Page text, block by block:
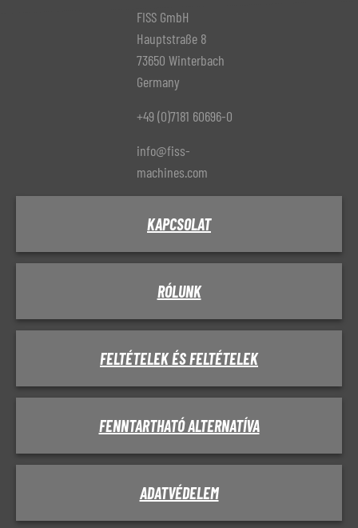
FISS GmbH
Hauptstraße 8
73650 Winterbach
Germany
+49 (0)7181 60696-0
info@fiss-
machines.com
KAPCSOLAT
RÓLUNK
FELTÉTELEK ÉS FELTÉTELEK
FENNTARTHATÓ ALTERNATÍVA
ADATVÉDELEM